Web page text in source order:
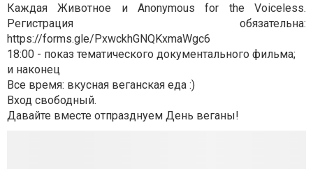
Каждая Животное и Anonymous for the Voiceless.
Регистрация обязательна:
https://forms.gle/PxwckhGNQKxmaWgc6
18:00 - показ тематического документального фильма;
и наконец
Все время: вкусная веганская еда :)
Вход свободный.
Давайте вместе отпразднуем День веганы!